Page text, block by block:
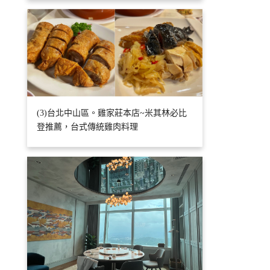
(3)台北中山區。雞家莊本店~米其林必比
登推薦，台式傳統雞肉料理